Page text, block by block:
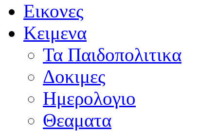
Εικονες
Κειμενα
Τα Παιδοπολιτικα
Δοκιμες
Ημερολογιο
Θεαματα